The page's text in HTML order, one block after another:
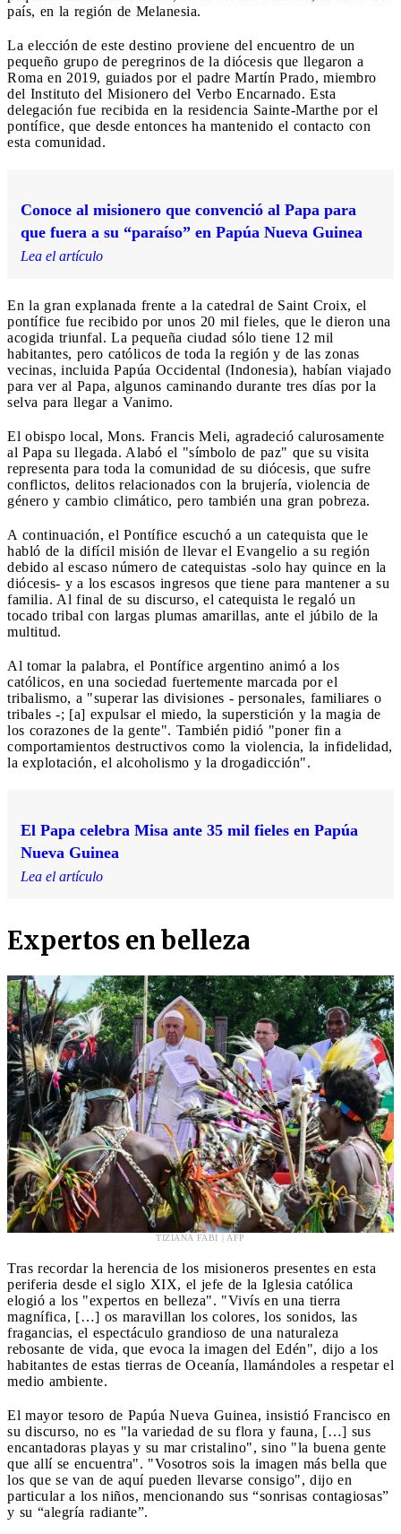
país, en la región de Melanesia.
La elección de este destino proviene del encuentro de un
pequeño grupo de peregrinos de la diócesis que llegaron a
Roma en 2019, guiados por el padre Martín Prado, miembro
del Instituto del Misionero del Verbo Encarnado. Esta
delegación fue recibida en la residencia Sainte-Marthe por el
pontífice, que desde entonces ha mantenido el contacto con
esta comunidad.
Conoce al misionero que convenció al Papa para
que fuera a su “paraíso” en Papúa Nueva Guinea
Lea el artículo
En la gran explanada frente a la catedral de Saint Croix, el
pontífice fue recibido por unos 20 mil fieles, que le dieron una
acogida triunfal. La pequeña ciudad sólo tiene 12 mil
habitantes, pero católicos de toda la región y de las zonas
vecinas, incluida Papúa Occidental (Indonesia), habían viajado
para ver al Papa, algunos caminando durante tres días por la
selva para llegar a Vanimo.
El obispo local, Mons. Francis Meli, agradeció calurosamente
al Papa su llegada. Alabó el "símbolo de paz" que su visita
representa para toda la comunidad de su diócesis, que sufre
conflictos, delitos relacionados con la brujería, violencia de
género y cambio climático, pero también una gran pobreza.
A continuación, el Pontífice escuchó a un catequista que le
habló de la difícil misión de llevar el Evangelio a su región
debido al escaso número de catequistas -solo hay quince en la
diócesis- y a los escasos ingresos que tiene para mantener a su
familia. Al final de su discurso, el catequista le regaló un
tocado tribal con largas plumas amarillas, ante el júbilo de la
multitud.
Al tomar la palabra, el Pontífice argentino animó a los
católicos, en una sociedad fuertemente marcada por el
tribalismo, a "superar las divisiones - personales, familiares o
tribales -; [a] expulsar el miedo, la superstición y la magia de
los corazones de la gente". También pidió "poner fin a
comportamientos destructivos como la violencia, la infidelidad,
la explotación, el alcoholismo y la drogadicción".
El Papa celebra Misa ante 35 mil fieles en Papúa
Nueva Guinea
Lea el artículo
Expertos en belleza
TIZIANA FABI | AFP
Tras recordar la herencia de los misioneros presentes en esta
periferia desde el siglo XIX, el jefe de la Iglesia católica
elogió a los "expertos en belleza". "Vivís en una tierra
magnífica, […] os maravillan los colores, los sonidos, las
fragancias, el espectáculo grandioso de una naturaleza
rebosante de vida, que evoca la imagen del Edén", dijo a los
habitantes de estas tierras de Oceanía, llamándoles a respetar el
medio ambiente.
El mayor tesoro de Papúa Nueva Guinea, insistió Francisco en
su discurso, no es "la variedad de su flora y fauna, […] sus
encantadoras playas y su mar cristalino", sino "la buena gente
que allí se encuentra". "Vosotros sois la imagen más bella que
los que se van de aquí pueden llevarse consigo", dijo en
particular a los niños, mencionando sus “sonrisas contagiosas”
y su “alegría radiante”.